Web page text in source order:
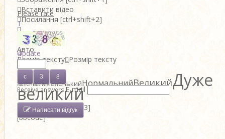
Вставити відео
Посилання [ctrl+shift+2]

Колір тексту
Авто
Розмір текстуРозмір тексту
Дуже
маленькийМаленькийНормальнийВеликийДуже
великий
 Цитата [ctrl+shift+3]
[bbcode]
Please rate
1
2
4
Update
Receive answersE-mail
Написати відгук